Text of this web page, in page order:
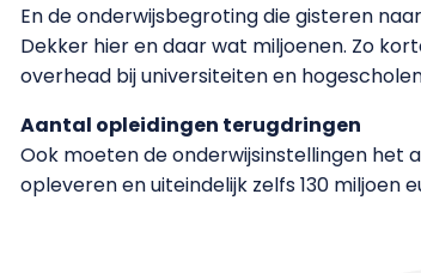
En de onderwijsbegroting die gisteren
Dekker hier en daar wat miljoenen. Zo
overhead bij universiteiten en
Aantal opleidingen terugdringen
Ook moeten de onderwijsinstellingen het
opleveren en uiteindelijk zelfs 130 miljoen